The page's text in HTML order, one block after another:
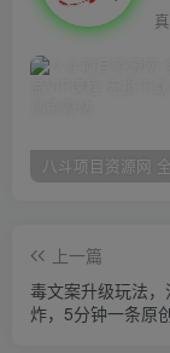
上一篇
毒文案升级玩法，
炸，5分钟一条原